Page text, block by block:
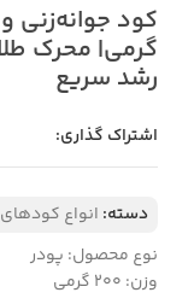
گرمی| محرک
رشد سریع
اشتراک گذاری:
دسته: انواع
نوع محصول: پودر
وزن: ۲۰۰ گرمی